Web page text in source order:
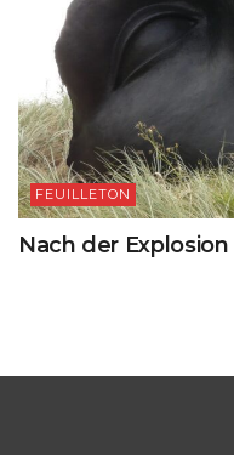
FEUILLETON
Nach der Explosion